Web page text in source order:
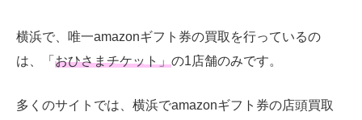
横浜で、唯一amazonギフト券の買取を行っているの
は、「 おひさまチケット」 の1店舗のみです。
多くのサイトでは、横浜でamazonギフト券の店頭買取